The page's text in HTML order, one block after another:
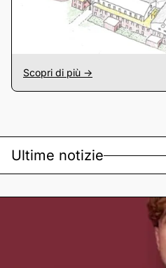
Scopri di più ->
Ultime notizie